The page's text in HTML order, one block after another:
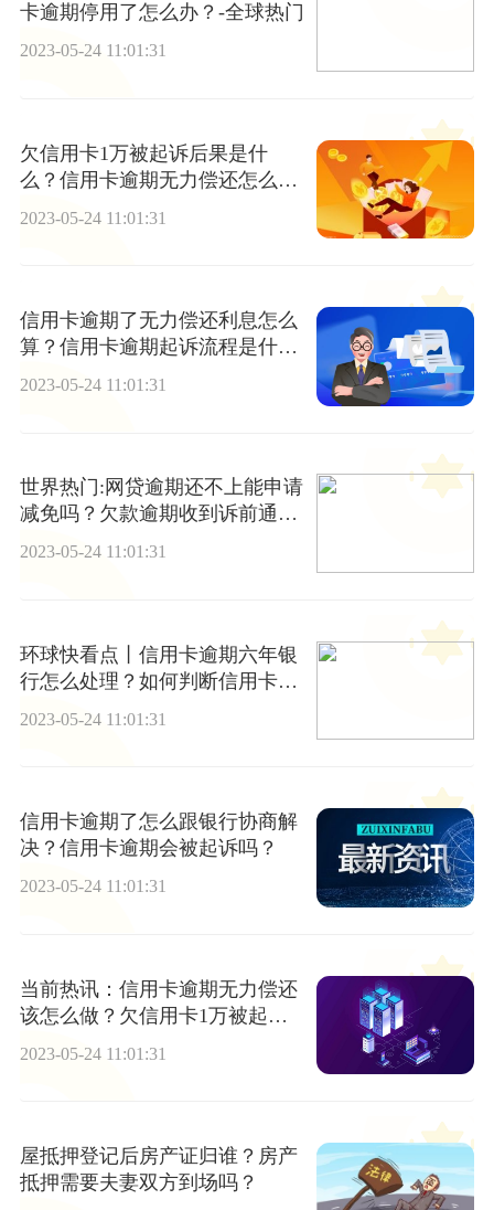
卡逾期停用了怎么办？-全球热门
2023-05-24 11:01:31
欠信用卡1万被起诉后果是什
么？信用卡逾期无力偿还怎么协
2023-05-24 11:01:31
信用卡逾期了无力偿还利息怎么
算？信用卡逾期起诉流程是什
么？
2023-05-24 11:01:31
世界热门:网贷逾期还不上能申请
减免吗？欠款逾期收到诉前通知
怎么办?
2023-05-24 11:01:31
环球快看点丨信用卡逾期六年银
行怎么处理？如何判断信用卡有
2023-05-24 11:01:31
信用卡逾期了怎么跟银行协商解
决？信用卡逾期会被起诉吗？
2023-05-24 11:01:31
当前热讯：信用卡逾期无力偿还
该怎么做？欠信用卡1万被起诉
2023-05-24 11:01:31
屋抵押登记后房产证归谁？房产
抵押需要夫妻双方到场吗？